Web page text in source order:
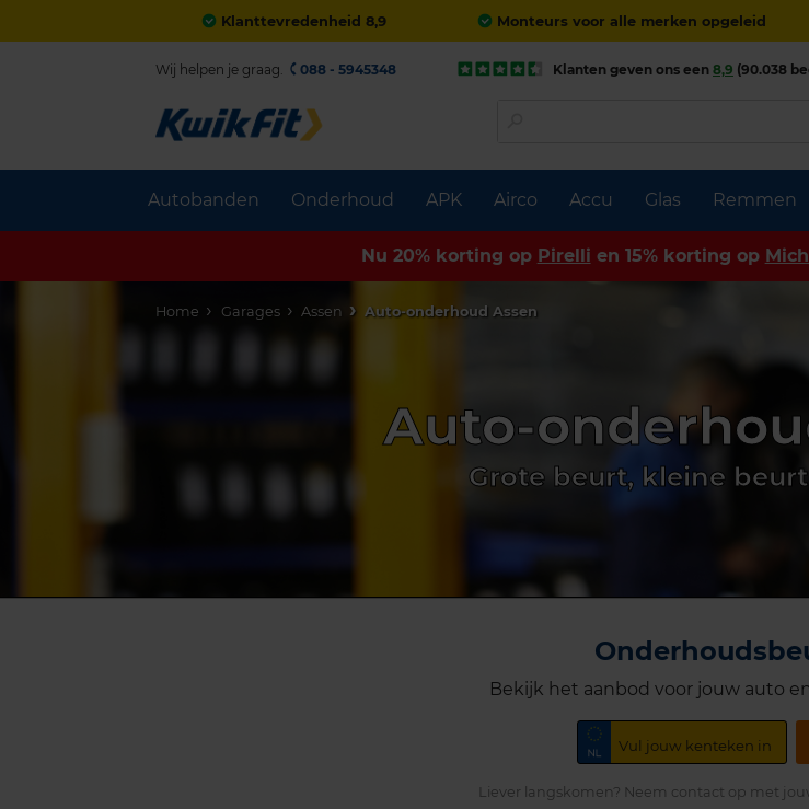
Klanttevredenheid 8,9 Monteurs voor alle merken opgeleid
Autobanden Onderhoud APK Airco Accu Glas Remmen
Wij helpen je graag. 088 - 5945348 Klanten geven ons een 8,9 (90.038
Nu 20% korting op Pirelli en 15% korting op
Home Garages Assen Auto-onderhoud Assen
Auto-
Grote beurt, kleine
Bekijk het aanbod voor jouw auto
Liever langskomen? Neem contact op met